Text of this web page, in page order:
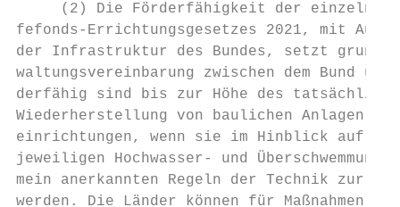
(2) Die Förderfähigkeit der
fefonds-Errichtungsgesetzes 2021, mit
der Infrastruktur des Bundes, setzt
waltungsvereinbarung zwischen dem Bund
derfähig sind bis zur Höhe des tatsächlich
Wiederherstellung von baulichen
einrichtungen, wenn sie im Hinblick auf
jeweiligen Hochwasser- und
mein anerkannten Regeln der Technik zur
werden. Die Länder können für Maßnahmen